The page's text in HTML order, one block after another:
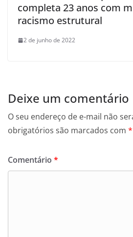
completa 23 anos com
racismo estrutural
2 de junho de 2022
Deixe um comentário
O seu endereço de e-mail não
obrigatórios são marcados com *
Comentário *